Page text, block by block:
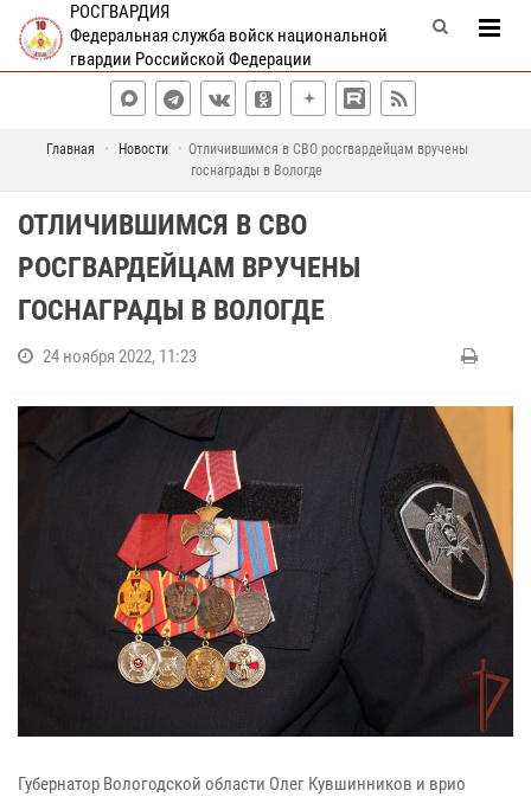
РОСГВАРДИЯ
Федеральная служба войск национальной
гвардии Российской Федерации
Главная Новости
Отличившимся в СВО росгвардейцам вручены
госнаграды в Вологде
ОТЛИЧИВШИМСЯ В СВО
РОСГВАРДЕЙЦАМ ВРУЧЕНЫ
ГОСНАГРАДЫ В ВОЛОГДЕ
24 ноября 2022, 11:23
Губернатор Вологодской области Олег Кувшинников и врио